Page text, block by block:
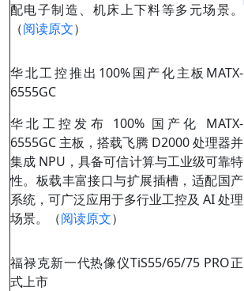
配电子制造、机床上下料等多元场景。
（阅读原文）
华北工控推出100%国产化主板MATX-
6555GC
华北工控发布 100% 国产化 MATX-
6555GC 主板，搭载飞腾 D2000 处理器并
集成 NPU，具备可信计算与工业级可靠特
性。板载丰富接口与扩展插槽，适配国产
系统，可广泛应用于多行业工控及 AI 处理
场景。（阅读原文）
福禄克新一代热像仪TiS55/65/75 PRO正
式上市